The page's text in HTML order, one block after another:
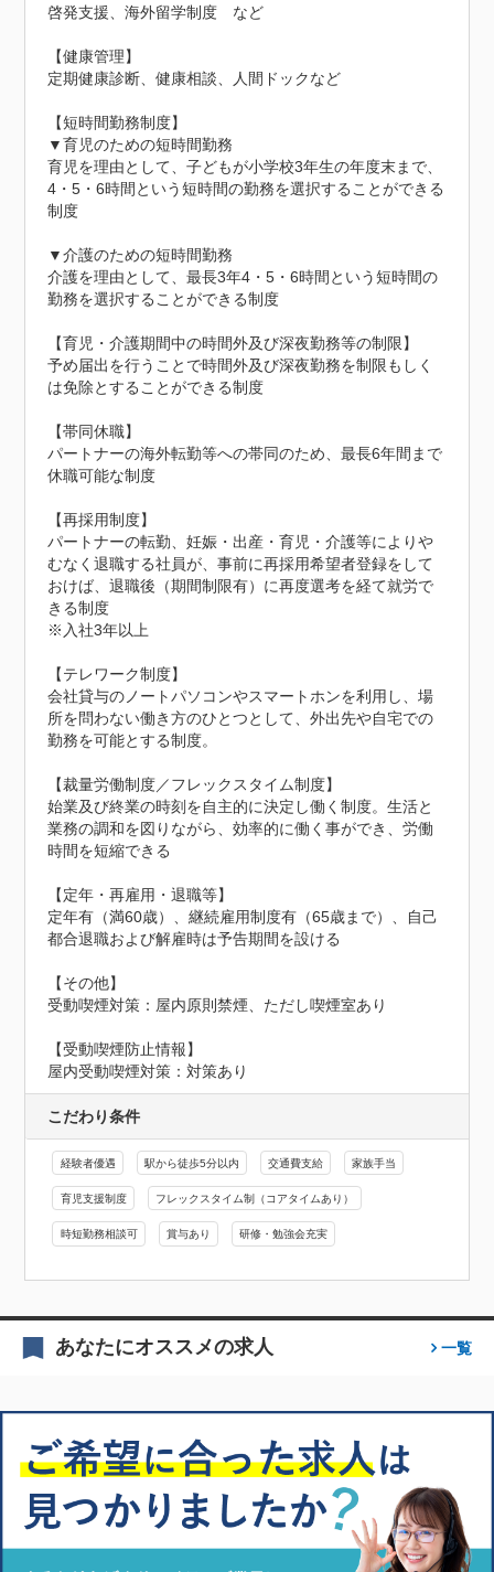
啓発支援、海外留学制度　など
【健康管理】
定期健康診断、健康相談、人間ドックなど
【短時間勤務制度】
▼育児のための短時間勤務
育児を理由として、子どもが小学校3年生の年度末まで、
4・5・6時間という短時間の勤務を選択することができる
制度
▼介護のための短時間勤務
介護を理由として、最長3年4・5・6時間という短時間の
勤務を選択することができる制度
【育児・介護期間中の時間外及び深夜勤務等の制限】
予め届出を行うことで時間外及び深夜勤務を制限もしく
は免除とすることができる制度
【帯同休職】
パートナーの海外転勤等への帯同のため、最長6年間まで
休職可能な制度
【再採用制度】
パートナーの転勤、妊娠・出産・育児・介護等によりや
むなく退職する社員が、事前に再採用希望者登録をして
おけば、退職後（期間制限有）に再度選考を経て就労で
きる制度
※入社3年以上
【テレワーク制度】
会社貸与のノートパソコンやスマートホンを利用し、場
所を問わない働き方のひとつとして、外出先や自宅での
勤務を可能とする制度。
【裁量労働制度／フレックスタイム制度】
始業及び終業の時刻を自主的に決定し働く制度。生活と
業務の調和を図りながら、効率的に働く事ができ、労働
時間を短縮できる
【定年・再雇用・退職等】
定年有（満60歳）、継続雇用制度有（65歳まで）、自己
都合退職および解雇時は予告期間を設ける
【その他】
受動喫煙対策：屋内原則禁煙、ただし喫煙室あり
【受動喫煙防止情報】
屋内受動喫煙対策：対策あり
こだわり条件
経験者優遇 駅から徒歩5分以内 交通費支給 家族手当
育児支援制度 フレックスタイム制（コアタイムあり）
時短勤務相談可 賞与あり 研修・勉強会充実
あなたにオススメの求人 一覧